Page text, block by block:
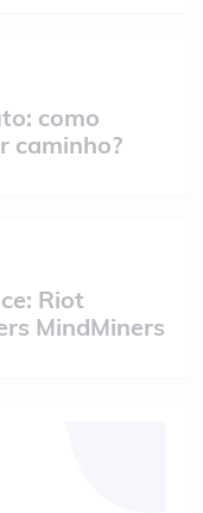
como
caminho?
Riot
MindMiners